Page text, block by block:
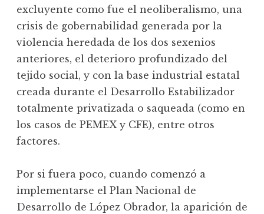
excluyente como fue el neoliberalismo, una
crisis de gobernabilidad generada por la
violencia heredada de los dos sexenios
anteriores, el deterioro profundizado del
tejido social, y con la base industrial estatal
creada durante el Desarrollo Estabilizador
totalmente privatizada o saqueada (como en
los casos de PEMEX y CFE), entre otros
factores.
Por si fuera poco, cuando comenzó a
implementarse el Plan Nacional de
Desarrollo de López Obrador, la aparición de